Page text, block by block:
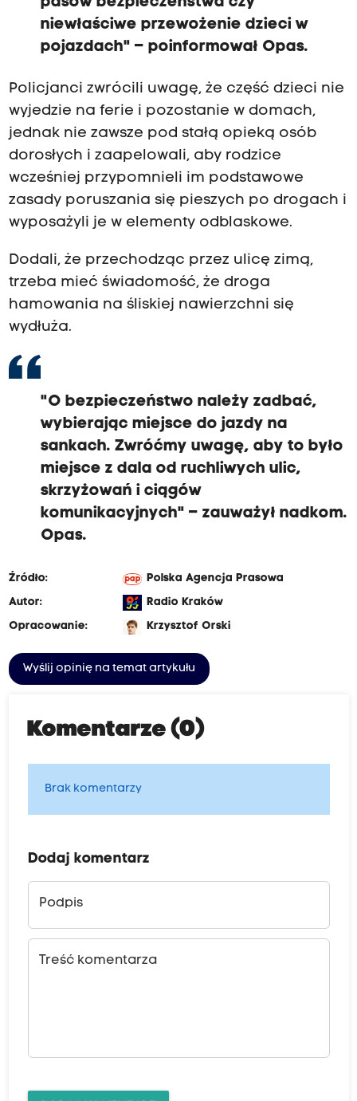
niewłaściwe przewożenie dzieci w
pojazdach" – poinformował Opas.
Policjanci zwrócili uwagę, że część dzieci nie
wyjedzie na ferie i pozostanie w domach,
jednak nie zawsze pod stałą opieką osób
dorosłych i zaapelowali, aby rodzice
wcześniej przypomnieli im podstawowe
zasady poruszania się pieszych po drogach i
wyposażyli je w elementy odblaskowe.
Dodali, że przechodząc przez ulicę zimą,
trzeba mieć świadomość, że droga
hamowania na śliskiej nawierzchni się
wydłuża.
"O bezpieczeństwo należy zadbać,
wybierając miejsce do jazdy na
sankach. Zwróćmy uwagę, aby to było
miejsce z dala od ruchliwych ulic,
skrzyżowań i ciągów
komunikacyjnych" – zauważył nadkom.
Opas.
Źródło:
Polska Agencja Prasowa
Autor:
Radio Kraków
Opracowanie:
Krzysztof Orski
Wyślij opinię na temat artykułu
Komentarze (0)
Brak komentarzy
Dodaj komentarz
Podpis
Treść komentarza